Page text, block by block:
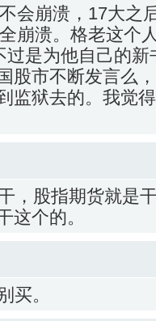
会崩溃，17大之
崩溃。格老这个
过是为他自己的
股市不断发言么
监狱去的。我觉
，股指期货就是
这个的。
买。